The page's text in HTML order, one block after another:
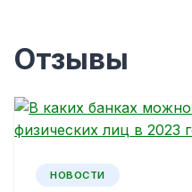
Отзывы
НОВОСТИ